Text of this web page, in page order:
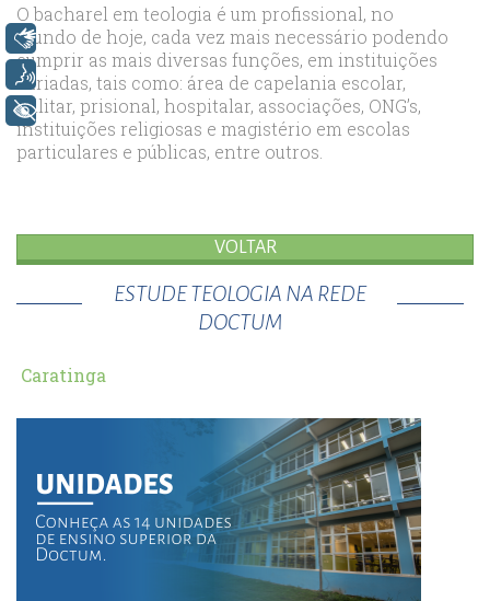
O bacharel em teologia é um profissional, no
mundo de hoje, cada vez mais necessário podendo
cumprir as mais diversas funções, em instituições
variadas, tais como: área de capelania escolar,
militar, prisional, hospitalar, associações, ONG’s,
instituições religiosas e magistério em escolas
particulares e públicas, entre outros.
VOLTAR
ESTUDE TEOLOGIA NA REDE
DOCTUM
Caratinga
Libras
Voz
+ Acessibilidade